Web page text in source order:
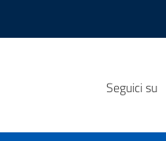
Seguici su